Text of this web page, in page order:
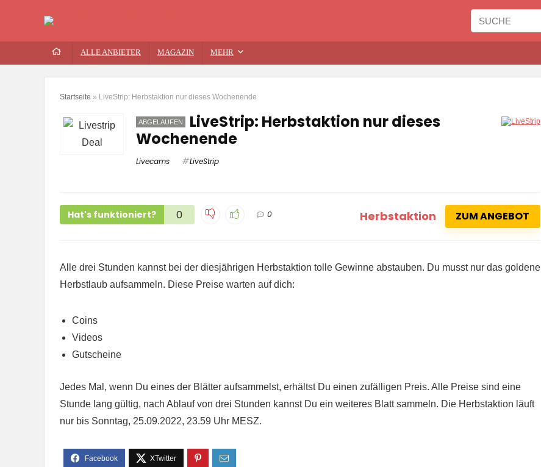
ALLE ANBIETER MAGAZIN MEHR
Startseite » LiveStrip: Herbstaktion nur dieses Wochenende
ABGELAUFEN
LiveStrip: Herbstaktion nur dieses
Wochenende
Livecams LiveStrip
Hat's funktioniert? 0 0 Herbstaktion ZUM ANGEBOT
Alle drei Stunden kannst bei der diesjährigen Herbstaktion tolle Gewinne abstauben. Du musst nur das goldene
Herbstlaub aufsammeln. Diese Preise warten auf dich:
Coins
Videos
Gutscheine
Jedes Mal, wenn Du eines der Blätter aufsammelst, erhältst Du einen zufälligen Preis. Alle Preise sind eine
Stunde lang gültig, nach Ablauf von drei Stunden kannst Du ein weiteres Blatt sammeln. Die Herbstaktion läuft
nur bis Sonntag, 25.09.2022, 23.59 Uhr MESZ.